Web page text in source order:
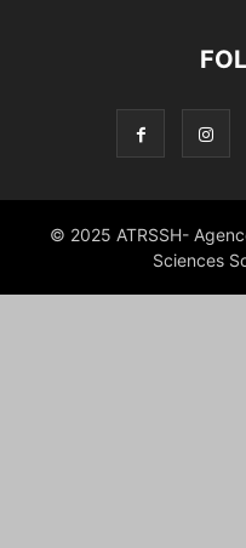
© 2025 ATRSSH-
Sciences